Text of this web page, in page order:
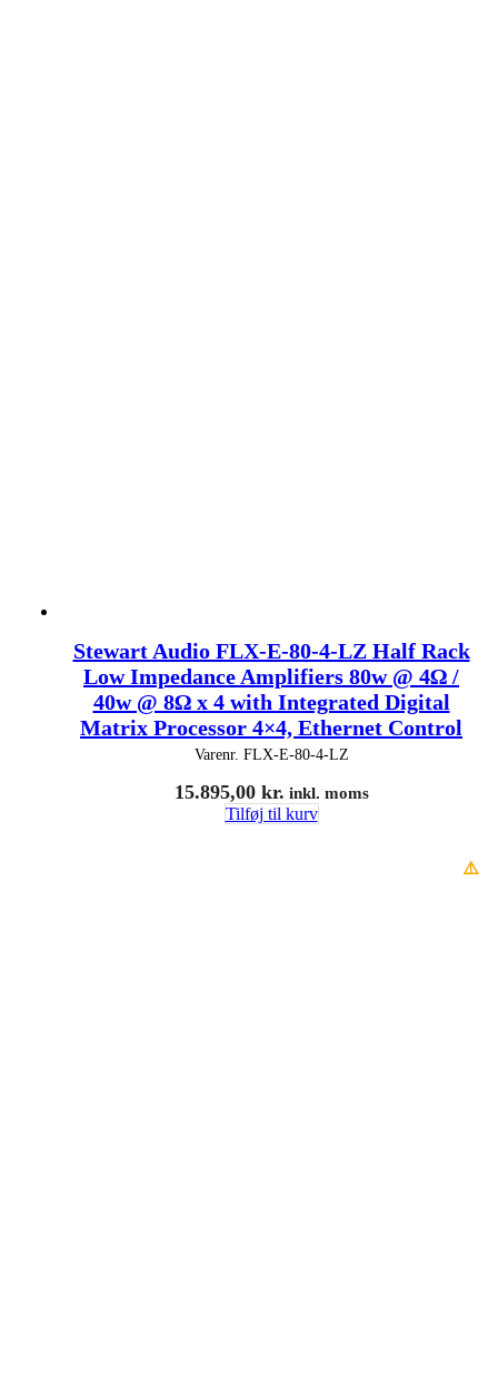
Stewart Audio FLX-E-80-4-LZ Half Rack
Low Impedance Amplifiers 80w @ 4Ω /
40w @ 8Ω x 4 with Integrated Digital
Matrix Processor 4×4, Ethernet Control
Varenr. FLX-E-80-4-LZ
15.895,00 kr. inkl. moms
Tilføj til kurv
⚠️